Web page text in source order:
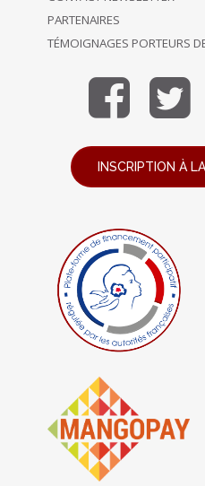
PARTENAIRES
TÉMOIGNAGES PORTEURS
INSCRIPTION À